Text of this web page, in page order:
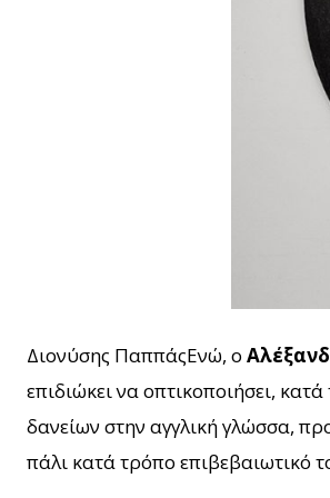
Διονύσης ΠαππάςΕνώ, ο
επιδιώκει να οπτικοποιήσει,
δανείων στην αγγλική γλώσσα,
πάλι κατά τρόπο επιβεβαιωτικό